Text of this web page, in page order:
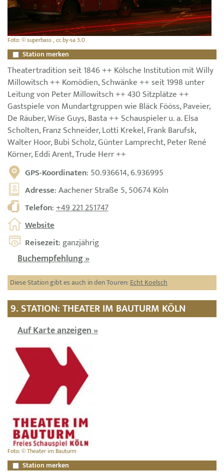
Foto: © superbass , cc by-sa 3.0
Station merken
Theatertradition seit 1846 ++ Kölsche Institution mit Willy
Millowitsch ++ Komödien, Schwänke ++ seit 1998 unter
Leitung von Peter Millowitsch ++ 430 Sitzplätze ++
Gastspiele von Mundartgruppen wie Bläck Fööss, Paveier,
De Räuber, Wise Guys, Basta ++ Schauspieler u. a. Elsa
Scholten, Franz Schneider, Lotti Krekel, Frank Barufsk,
Walter Hoor, Bubi Scholz, Günter Lamprecht, Peter René
Körner, Eddi Arent, Trude Herr ++
GPS-Koordinaten: 50.936614, 6.936995
Adresse: Aachener Straße 5, 50674 Köln
Telefon:+49 221 251747
Website
Reisezeit: ganzjährig
Buchempfehlung »
Diese Station gibt es auch in den Touren:Echt Koelsch
9. STATION: THEATER IM BAUTURM KÖLN
Auf Karte anzeigen »
Foto: © Theater im Bauturm
Station merken